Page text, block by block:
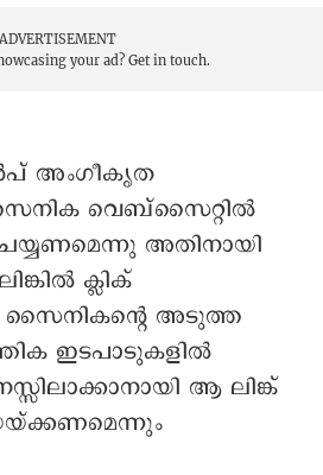
ADVERTISEMENT
your ad? Get in touch.
അംഗീകൃത
വെബ്സൈറ്റിൽ
അതിനായി
ക്ലിക്
സൈനികന്റെ അടുത്ത
ഇടപാടുകളിൽ
ആ ലിങ്ക്